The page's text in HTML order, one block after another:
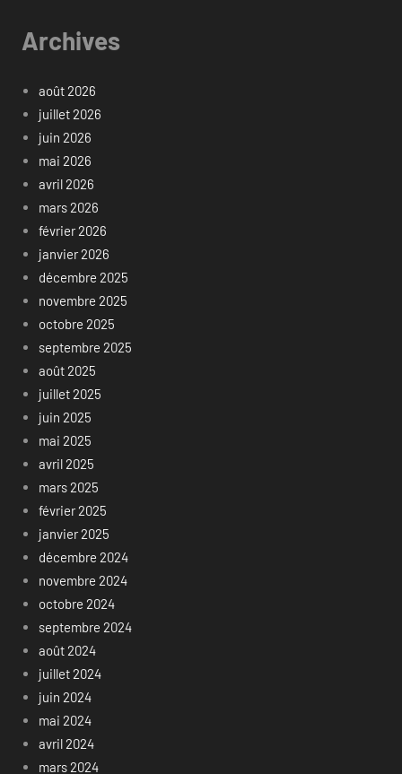
Archives
août 2026
juillet 2026
juin 2026
mai 2026
avril 2026
mars 2026
février 2026
janvier 2026
décembre 2025
novembre 2025
octobre 2025
septembre 2025
août 2025
juillet 2025
juin 2025
mai 2025
avril 2025
mars 2025
février 2025
janvier 2025
décembre 2024
novembre 2024
octobre 2024
septembre 2024
août 2024
juillet 2024
juin 2024
mai 2024
avril 2024
mars 2024